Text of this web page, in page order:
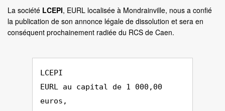
La société LCEPI, EURL localisée à Mondrainville, nous a confié
la publication de son annonce légale de dissolution et sera en
conséquent prochainement radiée du RCS de Caen.
LCEPI
EURL au capital de 1 000,00
euros,